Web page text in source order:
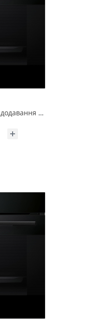
Духова шафа з функцією додавання пари вбудовувана BOSCH HUA736EA0T